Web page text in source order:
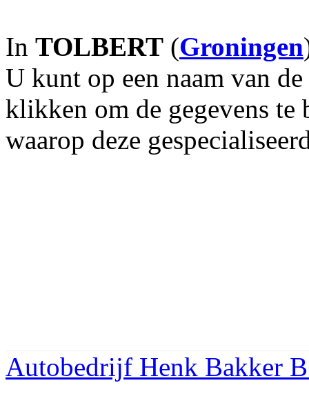
In TOLBERT (Groningen
U kunt op een naam van
klikken om de gegevens te
waarop deze
Autobedrijf Henk Bakker